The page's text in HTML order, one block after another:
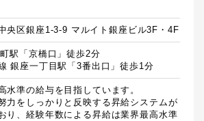
央区銀座1-3-9 マルイト銀座ビル3F・4F
駅「京橋口」徒歩2分
銀座一丁目駅「3番出口」徒歩1分
水準の給与を目指しています。
力をしっかりと反映する昇給システムが
り、経験年数による昇給は業界最高水準